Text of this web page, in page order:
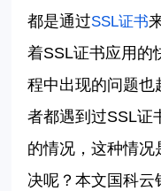
都是通过SSL证书
着SSL证书应用的
程中出现的问题也
者都遇到过SSL证
的情况，这种情
决呢？本文 国科云